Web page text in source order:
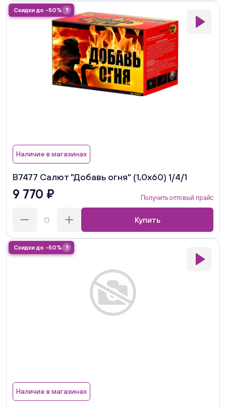
Скидки до -50% ?
Наличие в магазинах
В7477 Салют "Добавь огня" (1,0х60) 1/4/1
9 770 ₽ Получить оптовый прайс
Купить
Скидки до -50% ?
Наличие в магазинах